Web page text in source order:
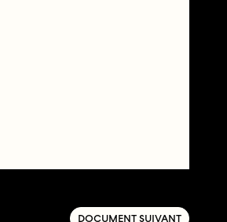
DOCUMENT SUIVANT